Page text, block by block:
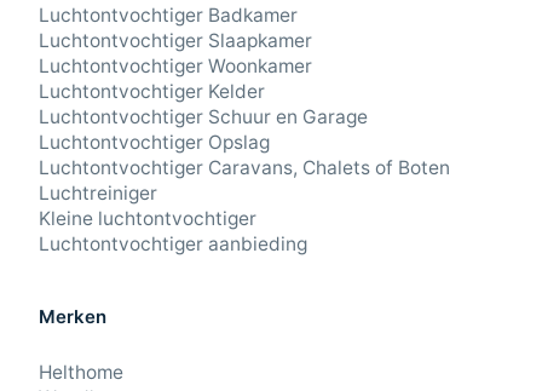
Luchtontvochtiger Badkamer
Luchtontvochtiger Slaapkamer
Luchtontvochtiger Woonkamer
Luchtontvochtiger Kelder
Luchtontvochtiger Schuur en Garage
Luchtontvochtiger Opslag
Luchtontvochtiger Caravans, Chalets of Boten
Luchtreiniger
Kleine luchtontvochtiger
Luchtontvochtiger aanbieding
Merken
Helthome